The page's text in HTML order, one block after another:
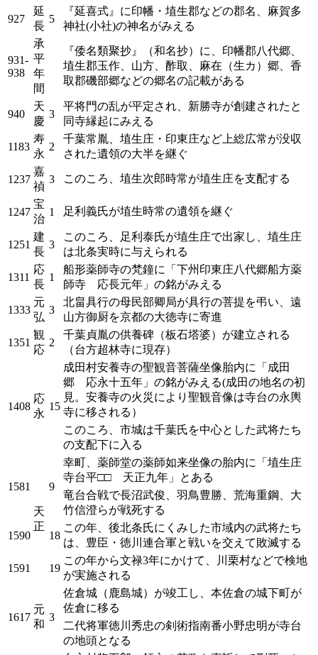
927
延
長
5
『延喜式』に印幡・埴生郡などの郡名、麻賀多
神社(小社)の神名がみえる
931-
938
承
平
年
間
『倭名類聚抄』（和名抄）に、印幡郡八代郷、
埴生郡玉作、山方、酢取、麻在（生カ）郷、香
取郡磯部郷などの郷名の記載がある
940
天
慶
3
平将門の乱が平定され、新勝寺が創建されたと
同寺縁起にみえる
1183
寿
永
2
千葉常胤、埴生庄・印東庄など上総広常が没収
された遺領の大半を継ぐ
1237
嘉
禎
3 このころ、埴生次郎時常が埴生庄を支配する
1247
宝
治
1 足利義氏が埴生時常の遺領を継ぐ
1251
建
長
3
このころ、足利泰氏が埴生庄で出家し、埴生庄
は北条実時に与えられる
1311
応
長
1
船形薬師寺の梵鐘に「下州印東庄八代郷船方薬
師寺 応長元年」の銘がみえる
1333
元
弘
3
北畠具行の母民部卿局が具行の菩提を弔い、遠
山方御厨を京都の大徳寺に寄進
1351
観
応
2
千葉貞胤の供養碑（板石塔婆）が建立される
（台方超林寺に現存）
1408
応
永
15
成田村安養寺の聖観音菩薩坐像胎内に「成田
郷 応永十五年」の銘がみえる(成田の地名の初
見。安養寺の火災により聖観音像は寺台の永輿
寺に移される）
このころ、市城は千葉氏を中心とした武将たち
の支配下に入る
1581
天
正
9
幸町、薬師堂の薬師如来坐像の胎内に「埴生庄
寺台平□□ 天正九年」とある
竜台合戦で長沼武俊、羽鳥豊勝、荒海重鋼、大
竹信澄らが戦死する
1590 18
この年、後北条氏にくみした市域内の武将たち
は、豊臣・徳川連合軍と戦いを交えて敗滅する
1591 19
この年から文禄3年にかけて、川栗村などで検地
が実施される
1617
元
和
3
佐倉城（鹿島城）が竣工し、本佐倉の城下町が
佐倉に移る
二代将軍徳川秀忠の剣術指南番小野忠明が寺台
の地頭となる